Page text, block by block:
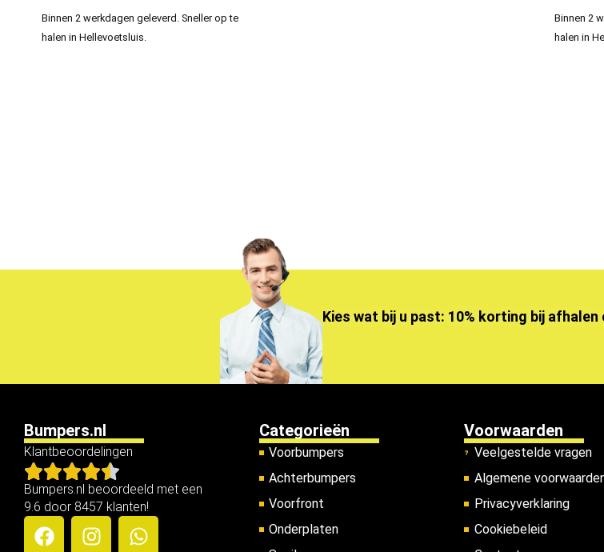
Binnen 2 werkdagen geleverd. Sneller op te
halen in Hellevoetsluis.
Binnen 2
halen in
Kies wat bij u past: 10% korting bij
Bumpers.nl
Klantbeoordelingen
Bumpers.nl beoordeeld met een
9.6 door 8457 klanten!
Categorieën
Voorbumpers
Achterbumpers
Voorfront
Onderplaten
Voorwaarden
Veelgestelde vragen
Algemene
Privacyverklaring
Cookiebeleid